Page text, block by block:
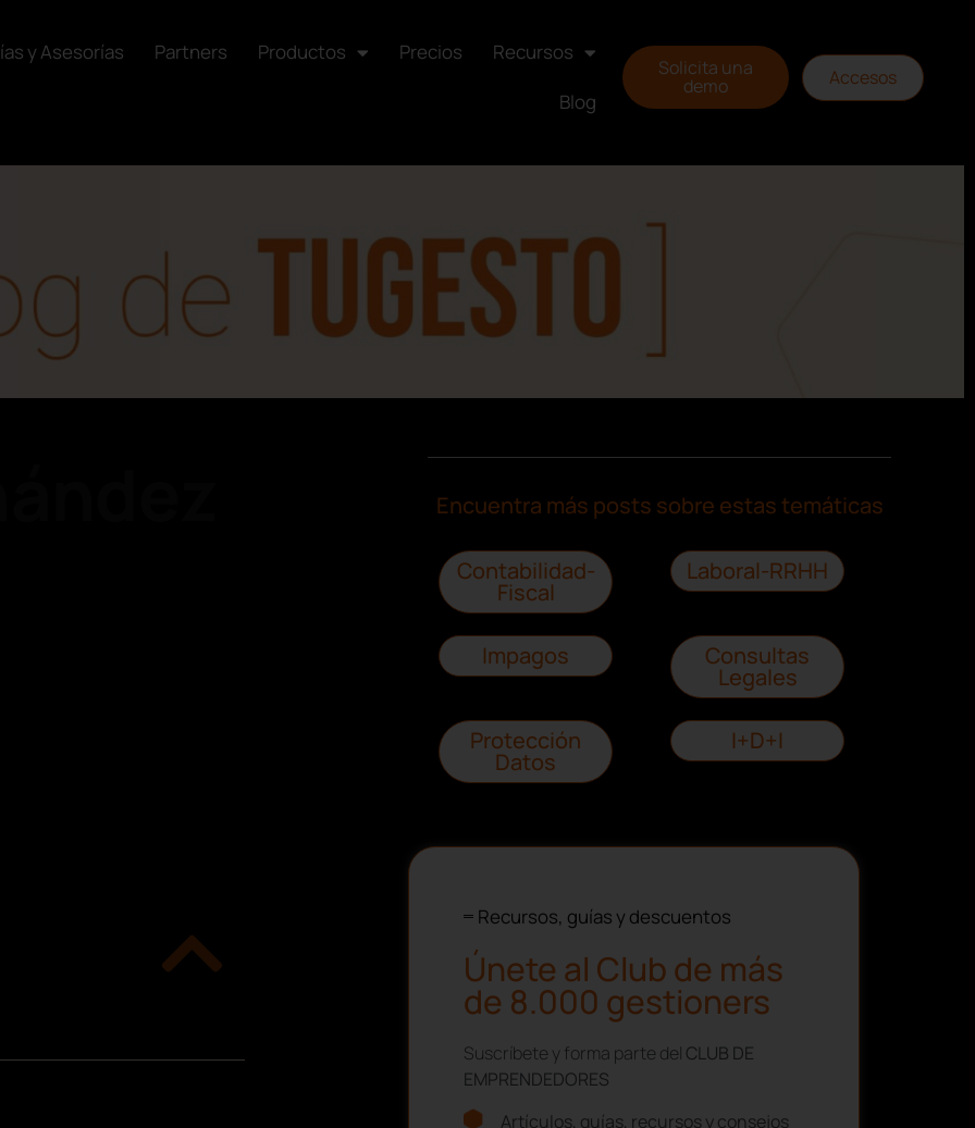
y Asesorías Partners Productos Precios
Recursos
Blog
Solicita una
demo Accesos
Encuentra más posts sobre estas temáticas
Contabilidad-
Fiscal
Laboral-RRHH
Impagos Consultas
Legales
Protección
Datos
I+D+I
Recursos, guías y descuentos
Únete al Club de más
de 8.000 gestioners
Suscríbete y forma parte del CLUB DE
EMPRENDEDORES
Artículos, guías, recursos y consejos